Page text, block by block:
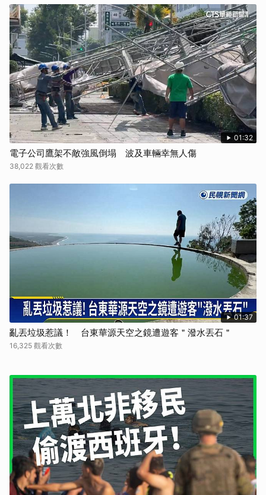
01:32
電子公司鷹架不敵強風倒塌 波及車輛幸無人傷
38,022 觀看次數
01:37
亂丟垃圾惹議！ 台東華源天空之鏡遭遊客＂潑水丟石＂
16,325 觀看次數